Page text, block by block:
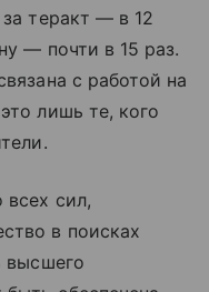
теракт — в 12
— почти в 15 раз.
с работой на
лишь те, кого
сил,
в поисках
высшего